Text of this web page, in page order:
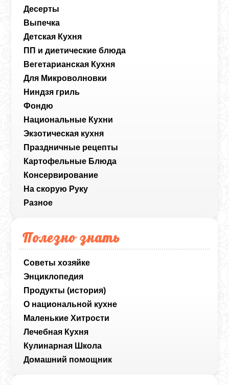
Десерты
Выпечка
Детская Кухня
ПП и диетические блюда
Вегетарианская Кухня
Для Микроволновки
Ниндзя гриль
Фондю
Национальные Кухни
Экзотическая кухня
Праздничные рецепты
Картофельные Блюда
Консервирование
На скорую Руку
Разное
Полезно знать
Советы хозяйке
Энциклопедия
Продукты (история)
О национальной кухне
Маленькие Хитрости
Лечебная Кухня
Кулинарная Школа
Домашний помощник